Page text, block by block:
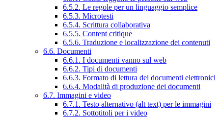
6.5.2. Le regole per un linguaggio semplice
6.5.3. Microtesti
6.5.4. Scrittura collaborativa
6.5.5. Content critique
6.5.6. Traduzione e localizzazione dei contenuti
6.6. Documenti
6.6.1. I documenti vanno sul web
6.6.2. Tipi di documenti
6.6.3. Formato di lettura dei documenti elettronici
6.6.4. Modalità di produzione dei documenti
6.7. Immagini e video
6.7.1. Testo alternativo (alt text) per le immagini
6.7.2. Sottotitoli per i video